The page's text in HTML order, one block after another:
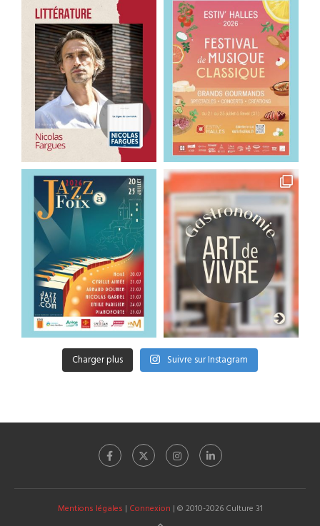
Charger plus Suivre sur Instagram
Mentions légales | Connexion | © 2010-2026 Culture 31